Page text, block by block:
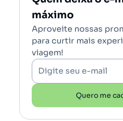
máximo
Aproveite nossas
para curtir mais
viagem!
Digite seu e-mail
Quero me